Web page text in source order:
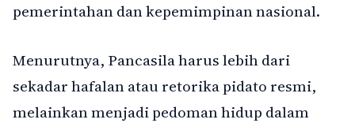
pemerintahan dan kepemimpinan nasional.
Menurutnya, Pancasila harus lebih dari
sekadar hafalan atau retorika pidato resmi,
melainkan menjadi pedoman hidup dalam